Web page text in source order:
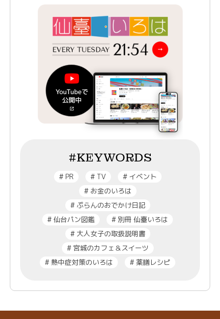
#KEYWORDS
#PR #TV #イベント
#お金のいろは
#ぷらんのおでかけ日記
# 仙台パン図鑑 # 別冊 仙臺いろは
#大人女子の取扱説明書
#宮城のカフェ＆スイーツ
# 熱中症対策のいろは # 薬膳レシピ